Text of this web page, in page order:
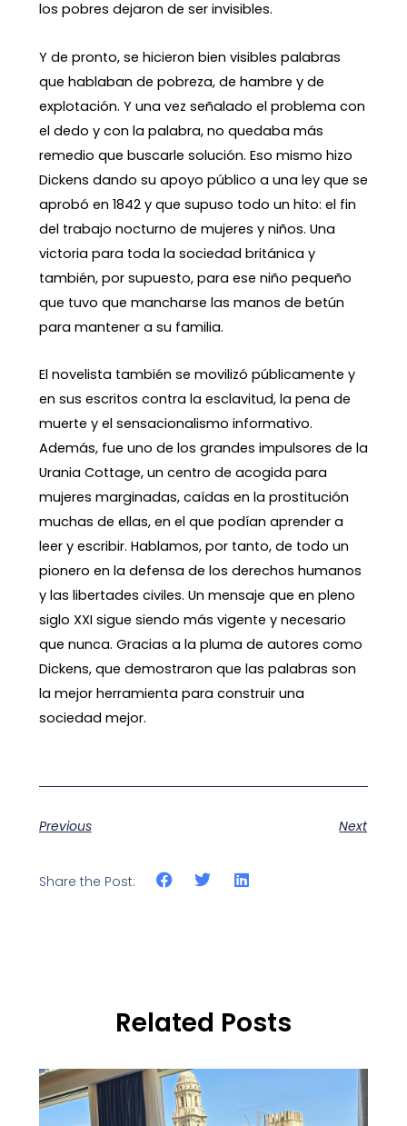
los pobres dejaron de ser invisibles.
Y de pronto, se hicieron bien visibles palabras
que hablaban de pobreza, de hambre y de
explotación. Y una vez señalado el problema con
el dedo y con la palabra, no quedaba más
remedio que buscarle solución. Eso mismo hizo
Dickens dando su apoyo público a una ley que se
aprobó en 1842 y que supuso todo un hito: el fin
del trabajo nocturno de mujeres y niños. Una
victoria para toda la sociedad británica y
también, por supuesto, para ese niño pequeño
que tuvo que mancharse las manos de betún
para mantener a su familia.
El novelista también se movilizó públicamente y
en sus escritos contra la esclavitud, la pena de
muerte y el sensacionalismo informativo.
Además, fue uno de los grandes impulsores de la
Urania Cottage, un centro de acogida para
mujeres marginadas, caídas en la prostitución
muchas de ellas, en el que podían aprender a
leer y escribir. Hablamos, por tanto, de todo un
pionero en la defensa de los derechos humanos
y las libertades civiles. Un mensaje que en pleno
siglo XXI sigue siendo más vigente y necesario
que nunca. Gracias a la pluma de autores como
Dickens, que demostraron que las palabras son
la mejor herramienta para construir una
sociedad mejor.
Previous Next
Share the Post:
Related Posts